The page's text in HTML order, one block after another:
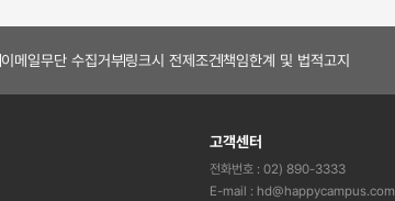
이메일무단 수집거부링크시 전제조건책임한계 및 법적고지
고객센터
전화번호 : 02) 890-3333
E-mail : hd@happycampus.com